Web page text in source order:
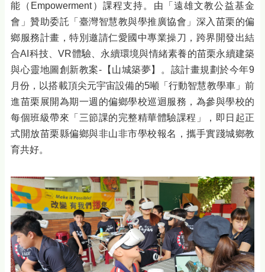
能（Empowerment）課程支持。由「遠雄文教公益基金
會」贊助委託「臺灣智慧教與學推廣協會」深入苗栗的偏
鄉服務計畫，特別邀請仁愛國中專業操刀，跨界開發出結
合AI科技、VR體驗、永續環境與情緒素養的苗栗永續建築
與心靈地圖創新教案-【山城築夢】。該計畫規劃於今年9
月份，以搭載頂尖元宇宙設備的5噸「行動智慧教學車」前
進苗栗展開為期一週的偏鄉學校巡迴服務，為參與學校的
每個班級帶來「三節課的完整精華體驗課程」，即日起正
式開放苗栗縣偏鄉與非山非市學校報名，攜手實踐城鄉教
育共好。